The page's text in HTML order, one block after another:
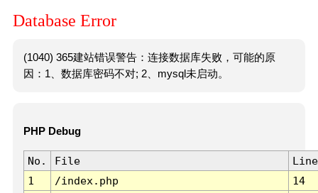
Database Error
(1040) 365建站错误警告：连接数据库失败，可能的原
因：1、数据库密码不对; 2、mysql未启动。
PHP Debug
No. File
Line
1
/index.php 14